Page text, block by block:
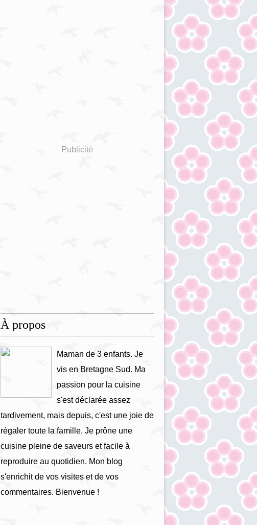
Publicité
À propos
Maman de 3 enfants. Je
vis en Bretagne Sud. Ma
passion pour la cuisine
s'est déclarée assez
tardivement, mais depuis, c'est une joie de
régaler toute la famille. Je prône une
cuisine pleine de saveurs et facile à
reproduire au quotidien. Mon blog
s'enrichit de vos visites et de vos
commentaires. Bienvenue !